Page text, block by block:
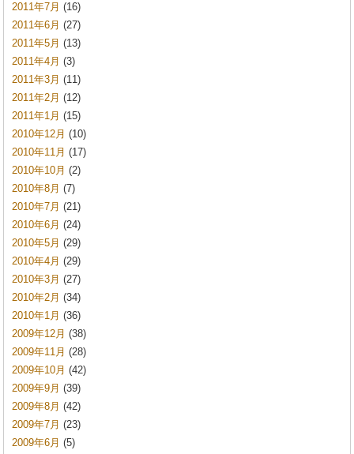
2011年7月 (16)
2011年6月 (27)
2011年5月 (13)
2011年4月 (3)
2011年3月 (11)
2011年2月 (12)
2011年1月 (15)
2010年12月 (10)
2010年11月 (17)
2010年10月 (2)
2010年8月 (7)
2010年7月 (21)
2010年6月 (24)
2010年5月 (29)
2010年4月 (29)
2010年3月 (27)
2010年2月 (34)
2010年1月 (36)
2009年12月 (38)
2009年11月 (28)
2009年10月 (42)
2009年9月 (39)
2009年8月 (42)
2009年7月 (23)
2009年6月 (5)